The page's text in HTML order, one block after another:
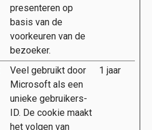
presenteren op
basis van de
voorkeuren van de
bezoeker.
Veel gebruikt door
Microsoft als een
unieke gebruikers-
ID. De cookie maakt
het volgen van
1 jaar